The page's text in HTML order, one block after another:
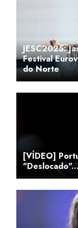
JESC2025:
Festival
do Norte
[VÍDEO]